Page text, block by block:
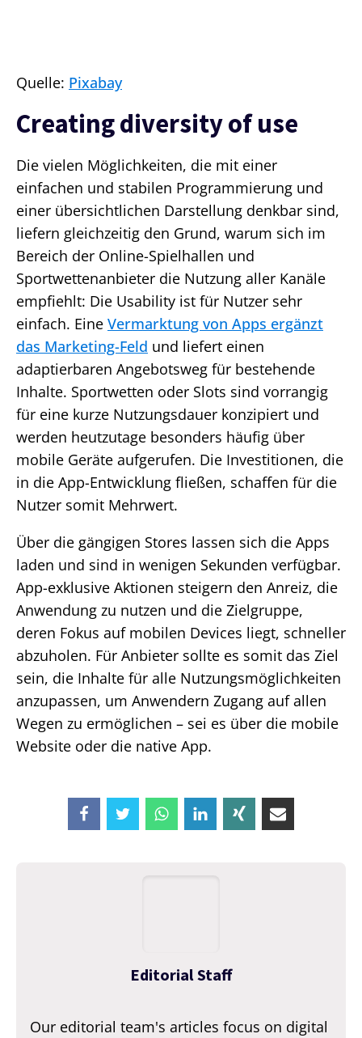
Quelle: Pixabay
Creating diversity of use
Die vielen Möglichkeiten, die mit einer
einfachen und stabilen Programmierung und
einer übersichtlichen Darstellung denkbar sind,
liefern gleichzeitig den Grund, warum sich im
Bereich der Online-Spielhallen und
Sportwettenanbieter die Nutzung aller Kanäle
empfiehlt: Die Usability ist für Nutzer sehr
einfach. Eine Vermarktung von Apps ergänzt
das Marketing-Feld und liefert einen
adaptierbaren Angebotsweg für bestehende
Inhalte. Sportwetten oder Slots sind vorrangig
für eine kurze Nutzungsdauer konzipiert und
werden heutzutage besonders häufig über
mobile Geräte aufgerufen. Die Investitionen, die
in die App-Entwicklung fließen, schaffen für die
Nutzer somit Mehrwert.
Über die gängigen Stores lassen sich die Apps
laden und sind in wenigen Sekunden verfügbar.
App-exklusive Aktionen steigern den Anreiz, die
Anwendung zu nutzen und die Zielgruppe,
deren Fokus auf mobilen Devices liegt, schneller
abzuholen. Für Anbieter sollte es somit das Ziel
sein, die Inhalte für alle Nutzungsmöglichkeiten
anzupassen, um Anwendern Zugang auf allen
Wegen zu ermöglichen – sei es über die mobile
Website oder die native App.
Editorial Staff
Our editorial team's articles focus on digital